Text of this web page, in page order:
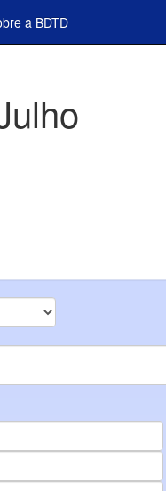
a BDTD